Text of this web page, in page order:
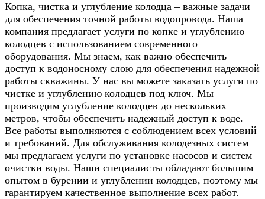
Копка, чистка и углубление колодца – важные задачи
для обеспечения точной работы водопровода. Наша
компания предлагает услуги по копке и углублению
колодцев с использованием современного
оборудования. Мы знаем, как важно обеспечить
доступ к водоносному слою для обеспечения надежной
работы скважины. У нас вы можете заказать услуги по
чистке и углублению колодцев под ключ. Мы
производим углубление колодцев до нескольких
метров, чтобы обеспечить надежный доступ к воде.
Все работы выполняются с соблюдением всех условий
и требований. Для обслуживания колодезных систем
мы предлагаем услуги по установке насосов и систем
очистки воды. Наши специалисты обладают большим
опытом в бурении и углублении колодцев, поэтому мы
гарантируем качественное выполнение всех работ.